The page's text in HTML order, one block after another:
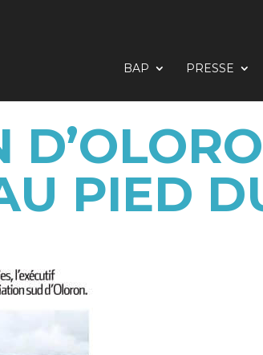
BAP PRESSE
PIED